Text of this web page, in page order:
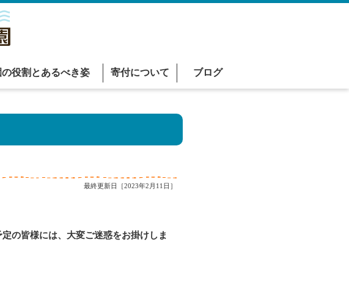
役割とあるべき姿 寄付について ブログ
最終更新日［2023年2月11日］
の皆様には、大変ご迷惑をお掛けしま